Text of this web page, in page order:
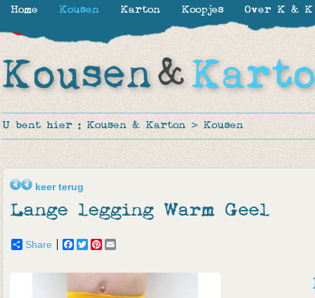
U bent hier : Kousen & Karton > Kousen
keer terug
Lange legging Warm Geel
Share Facebook
TwitterPinterest
Home Kousen Karton Koopjes Over K & K